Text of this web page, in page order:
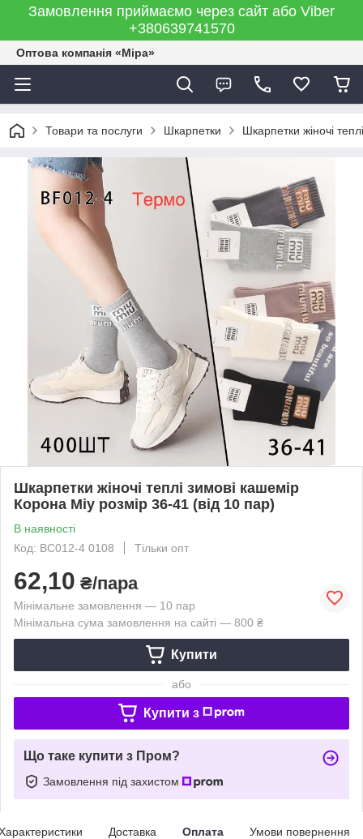
Замовлення приймаємо через сайт або Viber
+380639741570
Оптова компанія «Міра»
Товари та послуги Шкарпетки Шкарпетки жіночі теплі
Шкарпетки жіночі теплі зимові кашемір
Корона Міу розмір 36-41 (від 10 пар)
В наявності
Код: BC012-4 0108
Тільки опт
62,10 ₴/пара
Мінімальне замовлення — 10 пар
Мінімальна сума замовлення на сайті — 800 ₴
Купити
або
Купити з
Що таке купити з Пром?
Замовлення під захистом
Доставка Оплата Умови повернення